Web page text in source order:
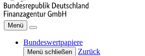
Menü
Bundeswertpapiere
Menü schließen
Zurück